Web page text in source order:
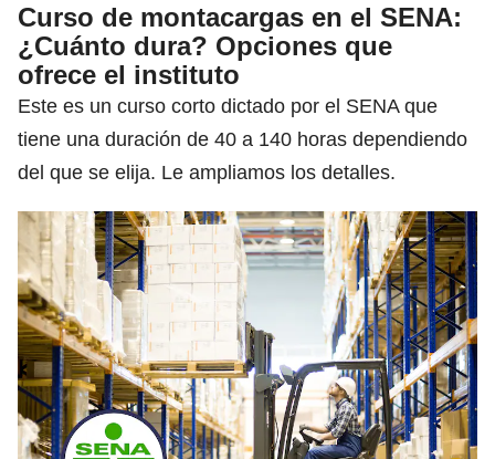
Curso de montacargas en el SENA:
¿Cuánto dura? Opciones que
ofrece el instituto
Este es un curso corto dictado por el SENA que
tiene una duración de 40 a 140 horas dependiendo
del que se elija. Le ampliamos los detalles.